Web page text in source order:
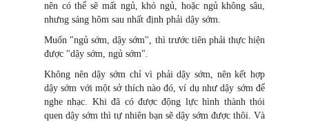
nên có thể sẽ mất ngủ, khó ngủ, hoặc ngủ không sâu,
nhưng sáng hôm sau nhất định phải dậy sớm.
Muốn "ngủ sớm, dậy sớm", thì trước tiên phảithực hiện
được "dậy sớm, ngủ sớm".
Không nên dậy sớm chỉ vì phải dậy sớm, nên kết hợp
dậy sớm với một sở thích nào đó, ví dụ như dậy sớm để
nghe nhạc. Khi đã có được động lực hình thành thói
quen dậy sớm thì tự nhiên bạn sẽ dậy sớm được thôi. Và